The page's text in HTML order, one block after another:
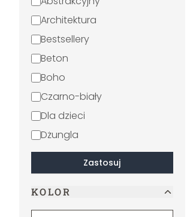
Architektura
Bestsellery
Beton
Boho
Czarno-biały
Dla dzieci
Dżungla
Erotyzm
Feminizm
Filmy i telewizja
Geometryczny
Zastosuj
KOLOR